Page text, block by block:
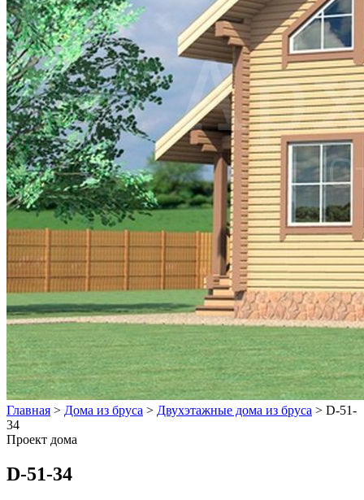
Главная > Дома из бруса > Двухэтажные дома из бруса > D-51-
34
Проект дома
D-51-34